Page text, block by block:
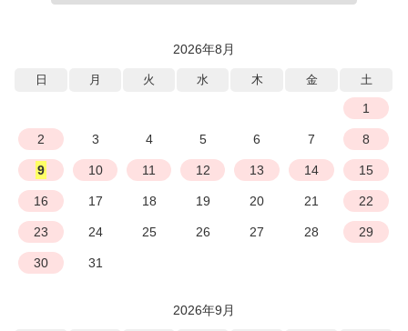
2026年8月
日 月 火 水 木 金 土
1
2 3 4 5 6 7 8
9 10 11 12 13 14 15
16 17 18 19 20 21 22
23 24 25 26 27 28 29
30 31
2026年9月